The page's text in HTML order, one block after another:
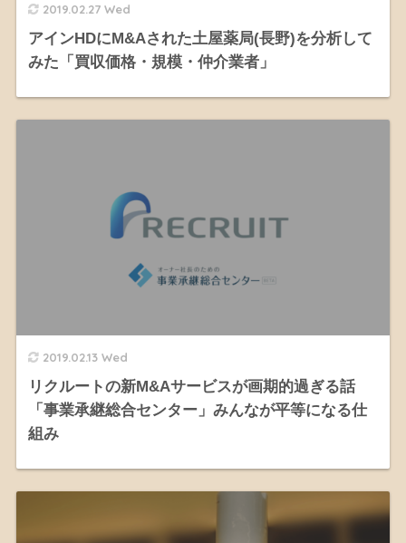
2019.02.27 Wed
アインHDにM&Aされた土屋薬局(長野)を分析して
みた「買収価格・規模・仲介業者」
2019.02.13 Wed
リクルートの新M&Aサービスが画期的過ぎる話
「事業承継総合センター」みんなが平等になる仕
組み